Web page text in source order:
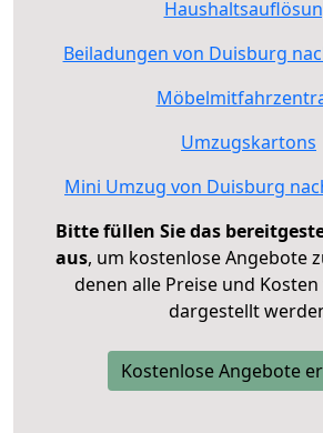
Beiladungen von Duisburg
Umzugskartons
Mini Umzug von Duisburg
Bitte füllen Sie das
aus, um kostenlose Angebote
denen alle Preise und
dargestellt
Kostenlose Angebote